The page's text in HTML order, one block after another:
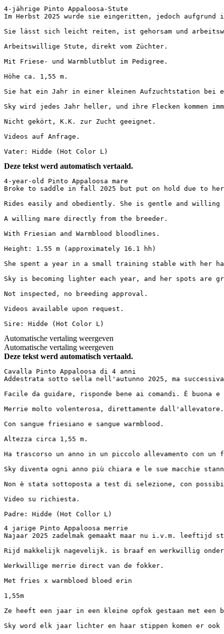
4-jährige Pinto Appaloosa-Stute
Im Herbst 2025 wurde sie eingeritten, jedoch
Sie lässt sich leicht reiten, ist gehorsam und
Arbeitswillige Stute, direkt vom Züchter.
Mit Friese- und Warmblutblut im Pedigree.
Höhe ca. 1,55 m.
Sie hat ein Jahr in einer kleinen Aufzuchtstation bei
Sky wird jedes Jahr heller, und ihre Flecken kommen
Nicht gekört, K.K. zur Zucht geeignet.
Videos auf Anfrage.
Vater: Hidde (Hot Color L)
Deze tekst werd automatisch vertaald.
4-year-old Pinto Appaloosa mare
Broke to saddle in fall 2025 but put on hold due to
Rides easily and obediently. She is gentle and
A willing mare directly from the breeder.
With Friesian and Warmblood bloodlines.
Height: 1.55 m (approximately 16.1 hh)
She spent a year in a small training stable with her
Sky is becoming lighter each year, and her spots are
Not inspected, no breeding approval.
Videos available upon request.
Sire: Hidde (Hot Color L)
Automatische vertaling weergeven
Automatische vertaling weergeven
Deze tekst werd automatisch vertaald.
Cavalla Pinto Appaloosa di 4 anni
Addestrata sotto sella nell'autunno 2025, ma
Facile da guidare, risponde bene ai comandi. È
Merrie molto volenterosa, direttamente
Con sangue friesiano e sangue warmblood.
Altezza circa 1,55 m.
Ha trascorso un anno in un piccolo allevamento con
Sky diventa ogni anno più chiara e le sue macchie
Non è stata sottoposta a test di selezione, con
Video su richiesta.
Padre: Hidde (Hot Collor L)
4 jarige Pinto Appaloosa merrie
Najaar 2025 zadelmak gemaakt maar nu i.v.m. leeftijd
Rijd makkelijk nagevelijk. is braaf en werkwillig onder
Werkwillige merrie direct van de fokker.
Met fries x warmbloed bloed erin
1,55m
Ze heeft een jaar in een kleine opfok gestaan met een
Sky word elk jaar lichter en haar stippen komen er